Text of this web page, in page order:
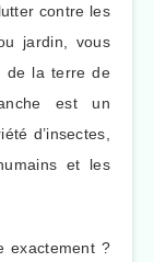
contre les
jardin, vous
de la terre de
est un
d’insectes,
et les
exactement ?